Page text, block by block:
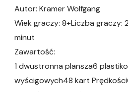
Autor: Kramer Wolfgang
Wiek graczy: 8+Liczba graczy:
minut
Zawartość:
1 dwustronna plansza6
wyścigowych48 kart